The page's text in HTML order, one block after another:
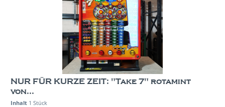
NUR FÜR KURZE ZEIT: "Take 7" rotamint
von...
Inhalt 1 Stück